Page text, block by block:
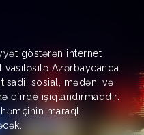
göstərən internet
vasitəsilə Azərbaycanda
sosial, mədəni və
işıqlandırmaqdır.
maraqlı